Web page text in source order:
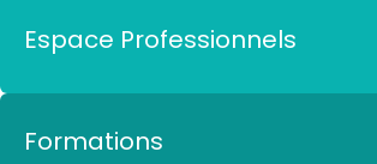
Espace Professionnels
Formations